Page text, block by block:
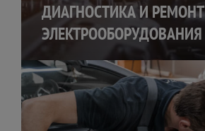
ДИАГНОСТИКА И РЕМОНТ
ЭЛЕКТРООБОРУДОВАНИЯ